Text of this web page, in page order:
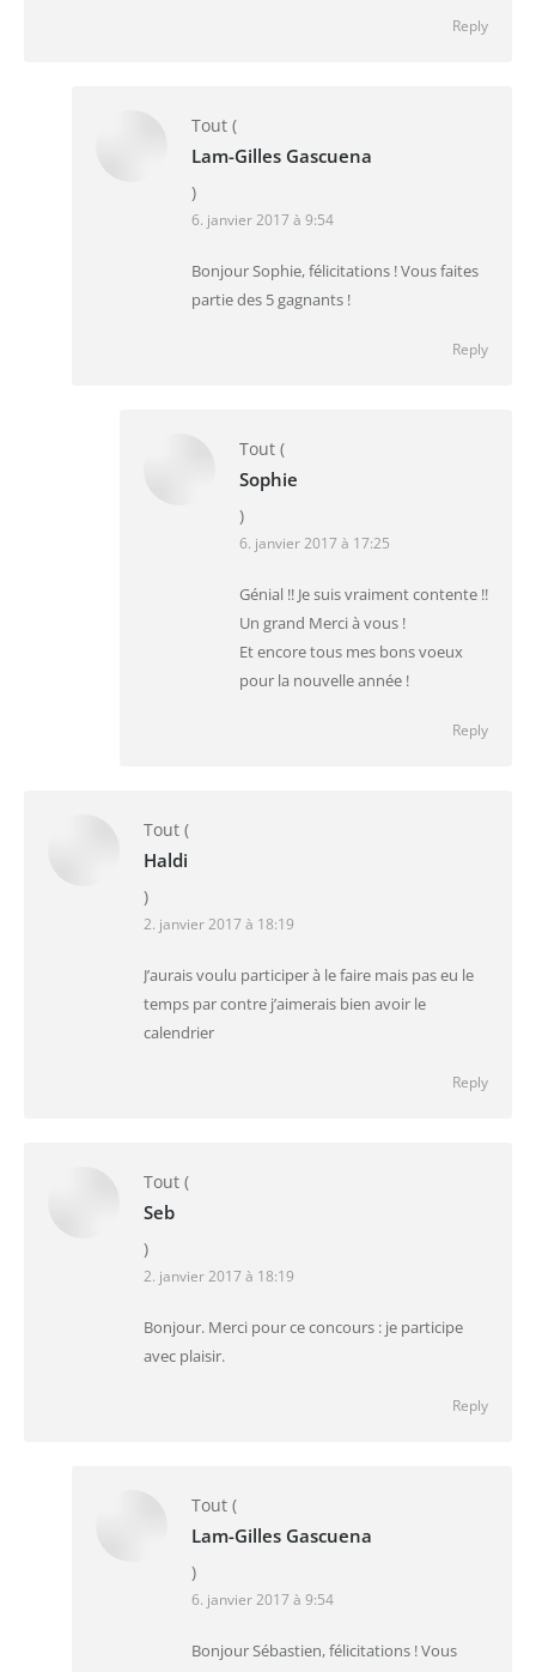
Reply
Tout (
Lam-Gilles Gascuena
)
6. janvier 2017 à 9:54
Bonjour Sophie, félicitations ! Vous faites
partie des 5 gagnants !
Reply
Tout (
Sophie
)
6. janvier 2017 à 17:25
Génial !! Je suis vraiment contente !!
Un grand Merci à vous !
Et encore tous mes bons voeux
pour la nouvelle année !
Reply
Tout (
Haldi
)
2. janvier 2017 à 18:19
J’aurais voulu participer à le faire mais pas eu le
temps par contre j’aimerais bien avoir le
calendrier
Reply
Tout (
Seb
)
2. janvier 2017 à 18:19
Bonjour. Merci pour ce concours : je participe
avec plaisir.
Reply
Tout (
Lam-Gilles Gascuena
)
6. janvier 2017 à 9:54
Bonjour Sébastien, félicitations ! Vous